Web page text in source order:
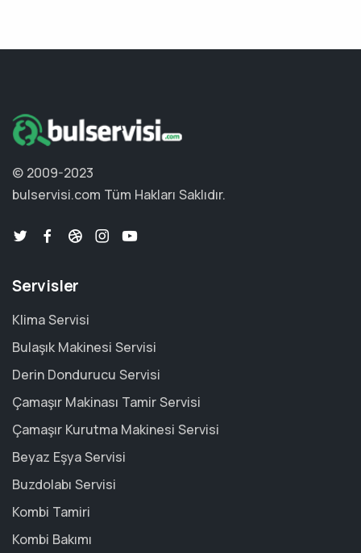
© 2009-2023
bulservisi.com Tüm Hakları Saklıdır.
Servisler
Klima Servisi
Bulaşık Makinesi Servisi
Derin Dondurucu Servisi
Çamaşır Makinası Tamir Servisi
Çamaşır Kurutma Makinesi Servisi
Beyaz Eşya Servisi
Buzdolabı Servisi
Kombi Tamiri
Kombi Bakımı